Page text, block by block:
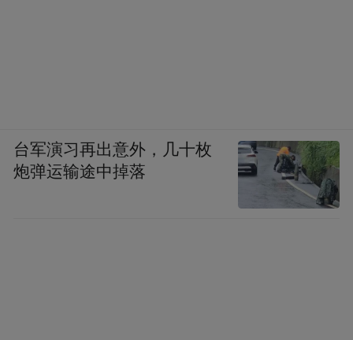
台军演习再出意外，几十枚
炮弹运输途中掉落